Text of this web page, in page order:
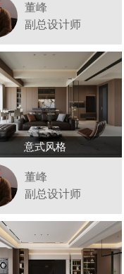
董峰
副总设计师
意式风格
董峰
副总设计师